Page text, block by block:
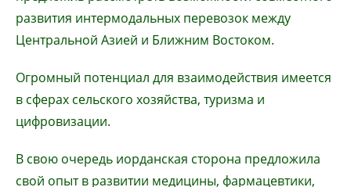
развития интермодальных перевозок между
Центральной Азией и Ближним Востоком.
Огромный потенциал для взаимодействия имеется
в сферах сельского хозяйства, туризма и
цифровизации.
В свою очередь иорданская сторона предложила
свой опыт в развитии медицины, фармацевтики,